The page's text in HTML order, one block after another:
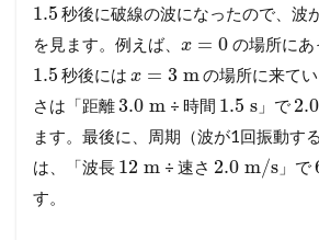
1.5 秒後に破線の波になったので、波
を見ます。例えば、 x = 0 の場所にあ
1.5 秒後には x = 3 mの場所に来て
さは「距離3.0 m ÷ 時間 1.5 s」で 2.0
ます。最後に、周期（波が1回振動す
は、「波長 12 m ÷ 速さ 2.0m/s」で
す。